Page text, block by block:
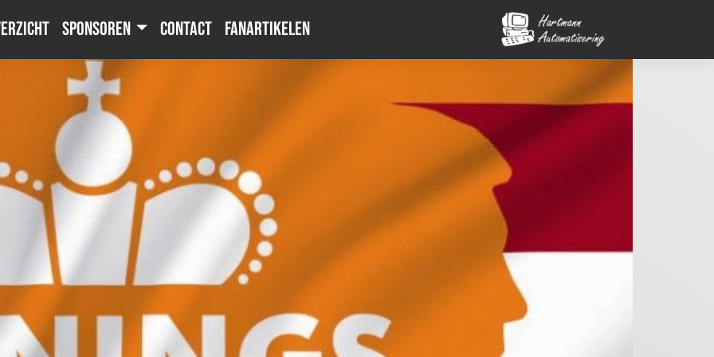
Sponsoren Contact Fanartikelen